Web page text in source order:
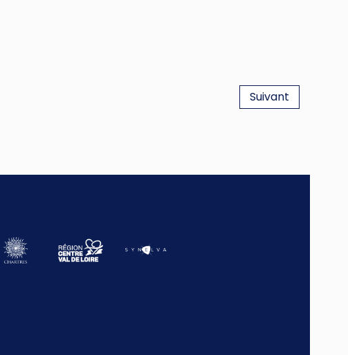
Suivant